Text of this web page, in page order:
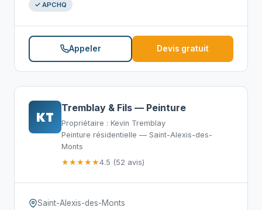
✓ APCHQ
Appeler Devis gratuit
KT
Tremblay & Fils — Peinture
Propriétaire : Kevin Tremblay
Peinture résidentielle — Saint-Alexis-des-
Monts
★★★★★4.5 (52 avis)
Saint-Alexis-des-Monts